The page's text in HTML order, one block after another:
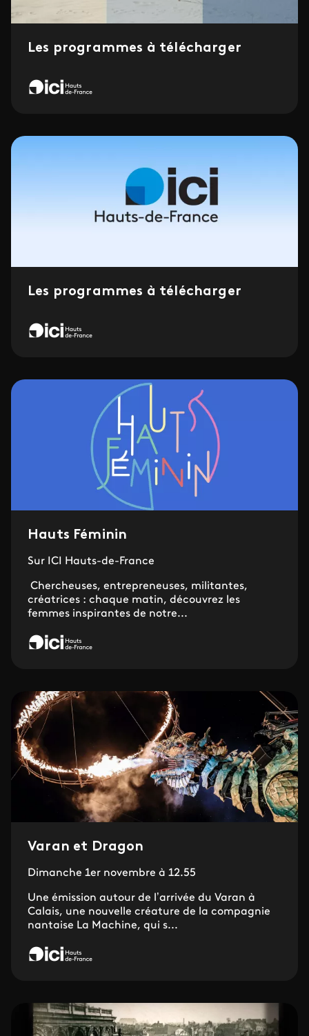
Les programmes à télécharger
Les programmes à télécharger
Hauts Féminin
Sur ICI Hauts-de-France
Chercheuses, entrepreneuses, militantes,
créatrices : chaque matin, découvrez les
femmes inspirantes de notre...
Varan et Dragon
Dimanche 1er novembre à 12.55
Une émission autour de l’arrivée du Varan à
Calais, une nouvelle créature de la compagnie
nantaise La Machine, qui s...